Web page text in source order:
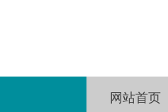
网站首页